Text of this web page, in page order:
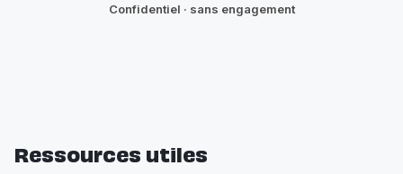
Confidentiel · sans engagement
Ressources utiles